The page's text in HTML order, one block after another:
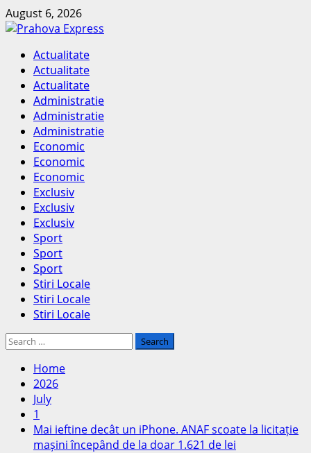
Skip
to
August 6, 2026
Primary
Menu
Actualitate
Actualitate
Actualitate
Administratie
Administratie
Administratie
Economic
Economic
Economic
Exclusiv
Exclusiv
Exclusiv
Sport
Sport
Sport
Stiri Locale
Stiri Locale
Stiri Locale
Search
Home
2026
July
1
Mai ieftine decât un iPhone. ANAF scoate la licitație
mașini începând de la doar 1.621 de lei